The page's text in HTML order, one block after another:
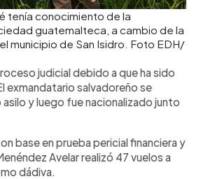
tenía conocimiento de la
guatemalteca, a cambio de la
municipio de San Isidro. Foto EDH/
judicial debido a que ha sido
exmandatario salvadoreño se
y luego fue nacionalizado junto
base en prueba pericial financiera y
Avelar realizó 47 vuelos a
dádiva.